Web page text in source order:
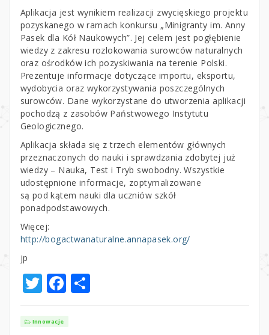
Aplikacja jest wynikiem realizacji zwycięskiego projektu
pozyskanego w ramach konkursu „Minigranty im. Anny
Pasek dla Kół Naukowych”. Jej celem jest pogłębienie
wiedzy z zakresu rozlokowania surowców naturalnych
oraz ośrodków ich pozyskiwania na terenie Polski.
Prezentuje informacje dotyczące importu, eksportu,
wydobycia oraz wykorzystywania poszczególnych
surowców. Dane wykorzystane do utworzenia aplikacji
pochodzą z zasobów Państwowego Instytutu
Geologicznego.
Aplikacja składa się z trzech elementów głównych
przeznaczonych do nauki i sprawdzania zdobytej już
wiedzy – Nauka, Test i Tryb swobodny. Wszystkie
udostępnione informacje, zoptymalizowane
są pod kątem nauki dla uczniów szkół
ponadpodstawowych.
Więcej:
http://bogactwanaturalne.annapasek.org/
jp
T
w
it
F
a
S
h
Innowacje